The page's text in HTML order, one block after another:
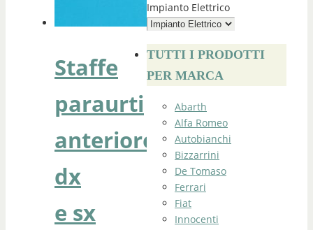
Staffe
paraurti
anteriore
dx
e sx
Impianto Elettrico
TUTTI I PRODOTTI
PER MARCA
Abarth
Alfa Romeo
Autobianchi
Bizzarrini
De Tomaso
Ferrari
Fiat
Innocenti